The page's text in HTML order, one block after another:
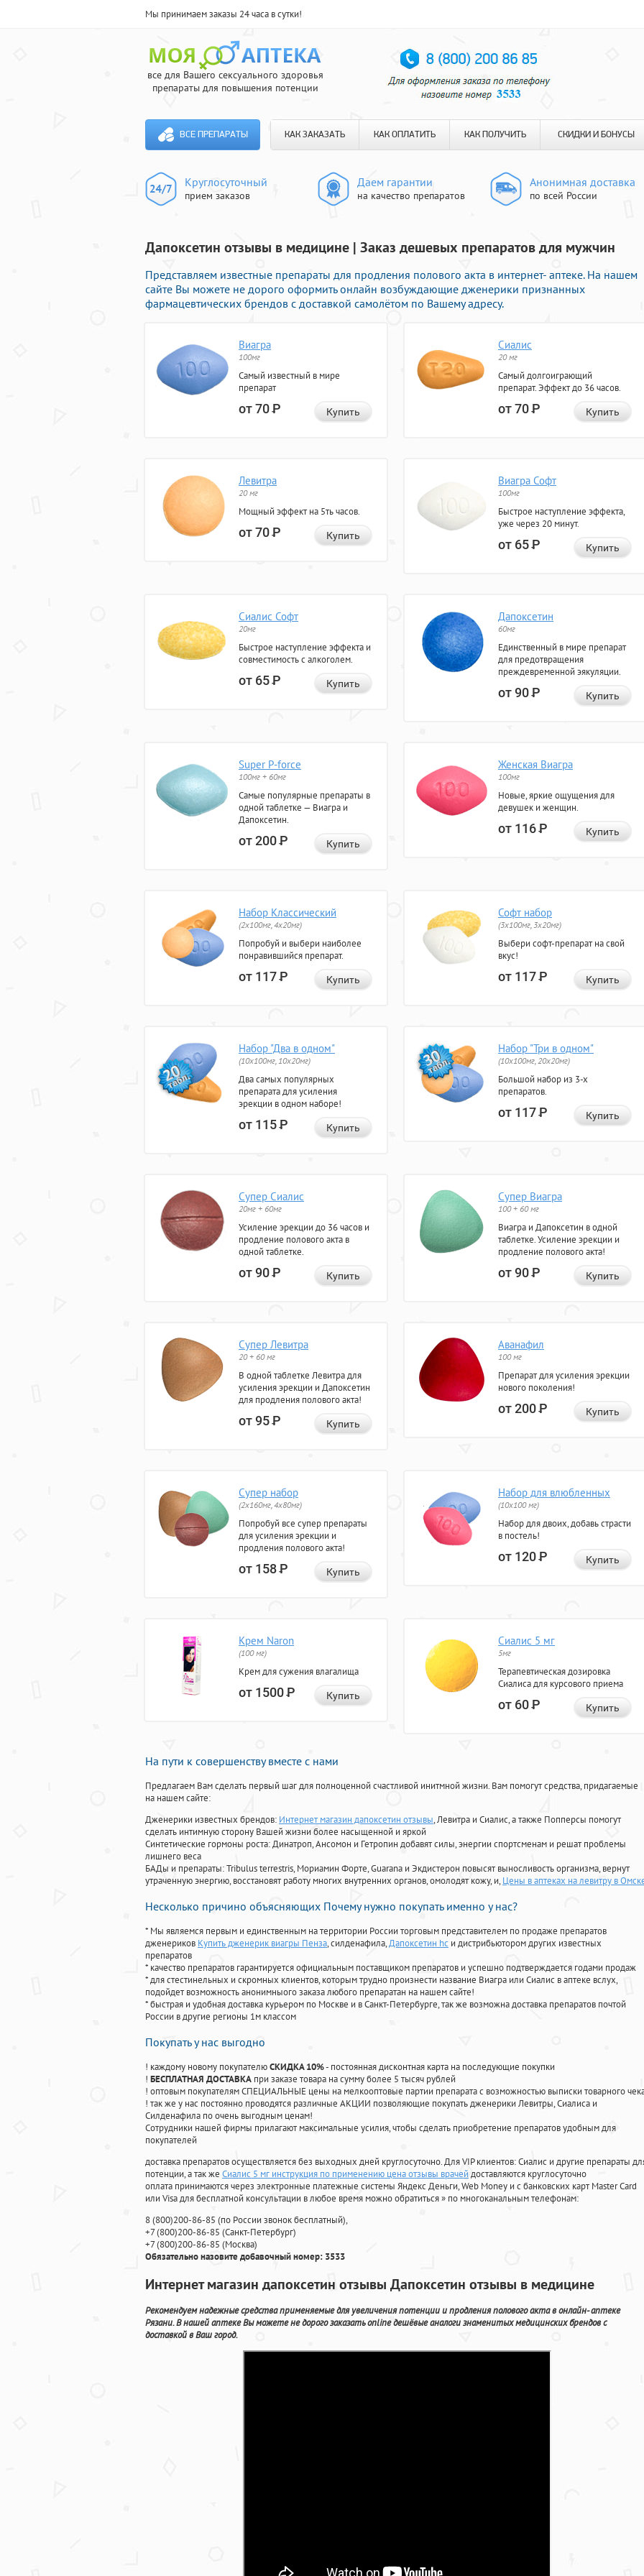
Мы принимаем заказы 24 часа в сутки!
все для Вашего сексуального здоровья
препараты для повышения потенции
ВСЕ ПРЕПАРАТЫ КАК ЗАКАЗАТЬ КАК ОПЛАТИТЬ КАК ПОЛУЧИТЬ СКИДКИ И БОНУСЫ
Круглосуточный
прием заказов
Даем гарантии
на качество препаратов
Анонимная доставка
по всей России
Дапоксетин отзывы в медицине | Заказ дешевых препаратов для мужчин
Представляем известные препараты для продления полового акта в интернет- аптеке. На нашем
сайте Вы можете не дорого оформить онлайн возбуждающие дженерики признанных
фармацевтических брендов с доставкой самолётом по Вашему адресу.
Виагра
100мг
Самый известный в мире
препарат
от 70Р Купить
Сиалис
20 мг
Самый долгоиграющий
препарат. Эффект до 36 часов.
от 70Р Купить
Левитра
20 мг
Мощный эффект на 5ть часов.
от 70Р Купить
Виагра Софт
100мг
Быстрое наступление эффекта,
уже через 20 минут.
от 65Р Купить
Сиалис Софт
20мг
Быстрое наступление эффекта и
совместимость с алкоголем.
от 65Р Купить
Дапоксетин
60мг
Единственный в мире препарат
для предотвращения
преждевременной эякуляции.
от 90Р Купить
Super P-force
100мг + 60мг
Самые популярные препараты в
одной таблетке — Виагра и
Дапоксетин.
от 200Р Купить
Женская Виагра
100мг
Новые, яркие ощущения для
девушек и женщин.
от 116Р Купить
Набор Классический
(2x100мг, 4x20мг)
Попробуй и выбери наиболее
понравившийся препарат.
от 117Р Купить
Софт набор
(3x100мг, 3x20мг)
Выбери софт-препарат на свой
вкус!
от 117Р Купить
Набор "Два в одном"
(10x100мг, 10x20мг)
Два самых популярных
препарата для усиления
эрекции в одном наборе!
от 115Р Купить
Набор "Три в одном"
(10x100мг, 20x20мг)
Большой набор из 3-х
препаратов.
от 117Р Купить
Супер Сиалис
20мг + 60мг
Усиление эрекции до 36 часов и
продление полового акта в
одной таблетке.
от 90Р Купить
Супер Виагра
100 + 60 мг
Виагра и Дапоксетин в одной
таблетке. Усиление эрекции и
продление полового акта!
от 90Р Купить
Супер Левитра
20 + 60 мг
В одной таблетке Левитра для
усиления эрекции и Дапоксетин
для продления полового акта!
от 95Р Купить
Аванафил
100 мг
Препарат для усиления эрекции
нового поколения!
от 200Р Купить
Супер набор
(2х160мг, 4х80мг)
Попробуй все супер препараты
для усиления эрекции и
продления полового акта!
от 158Р Купить
Набор для влюбленных
(10х100 мг)
Набор для двоих, добавь страсти
в постель!
от 120Р Купить
Крем Naron
(100 мг)
Крем для сужения влагалища
от 1500Р Купить
Сиалис 5 мг
5мг
Терапевтическая дозировка
Сиалиса для курсового приема
от 60Р Купить
На пути к совершенству вместе с нами
Предлагаем Вам сделать первый шаг для полноценной счастливой инитмной жизни. Вам помогут средства, придагаемые
на нашем сайте:
Дженерики известных брендов: Интернет магазин дапоксетин отзывы, Левитра и Сиалис, а также Попперсы помогут
сделать интимную сторону Вашей жизни более насыщенной и яркой
Синтетические гормоны роста: Динатроп, Ансомон и Гетропин добавят силы, энергии спортсменам и решат проблемы
лишнего веса
БАДы и препараты:Tribulus terrestris, Мориамин Форте, Guarana и Экдистерон повысят выносливость организма, вернут
утраченную энергию, восстановят работу многих внутренних органов, омолодят кожу, и, Цены в аптеках на левитру в
Несколько причино объясняющих Почему нужно покупать именно у нас?
* Мы являемся первым и единственным на территории России торговым представителем по продаже препаратов
дженериков Купить дженерик виагры Пенза, силденафила,Дапоксетин hc и дистрибьютором других известных
препаратов
* качество препаратов гарантируется официальным поставщиком препаратов и успешно подтверждается годами продаж
* для стестинельных и скромных клиентов, которым трудно произнести название Виагра или Сиалис в аптеке вслух,
подойдет возможность анонимныого заказа любого препаратан на нашем сайте!
* быстрая и удобная доставка курьером по Москве и в Санкт-Петербурге, так же возможна доставка препаратов почтой
России в другие регионы 1м классом
Покупать у нас выгодно
! каждому новому покупателюСКИДКА 10%- постоянная дисконтная карта на последующие покупки
! БЕСПЛАТНАЯ ДОСТАВКА при заказе товара на сумму более 5 тысяч рублей
! оптовым покупателям СПЕЦИАЛЬНЫЕ цены на мелкооптовые партии препарата с возможностью выписки товарного
! так же у нас постоянно проводятся различные АКЦИИ позволяющие покупать дженерики Левитры, Сиалиса и
Силденафила по очень выгодным ценам!
Cотрудники нашей фирмы прилагают максимальные усилия, чтобы сделать приобретение препаратов удобным для
покупателей
доставка препаратов осуществляется без выходных дней круглосуточно. Для VIP клиентов: Сиалис и другие препараты
потенции, а так же Сиалис 5 мг инструкция по применению цена отзывы врачейдоставляются круглосуточно
оплата принимаются через электронные платежные системы Яндекс Деньги, Web Money и с банковских карт Master Card
или Visa для бесплатной консультации в любое время можно обратиться» по многоканальным телефонам:
8(800)200-86-85 (по России звонок бесплатный),
+7(800)200-86-85 (Санкт-Петербург)
+7(800)200-86-85 (Москва)
Обязательно назовите добавочный номер: 3533
Интернет магазин дапоксетин отзывы Дапоксетин отзывы в медицине
Рекомендуем надежные средства применяемые для увеличения потенции и продления полового акта в онлайн- аптеке
Рязани. В нашей аптеке Вы можете не дорого заказать online дешёвые аналоги знаменитых медицинских брендов с
доставкой в Ваш город.